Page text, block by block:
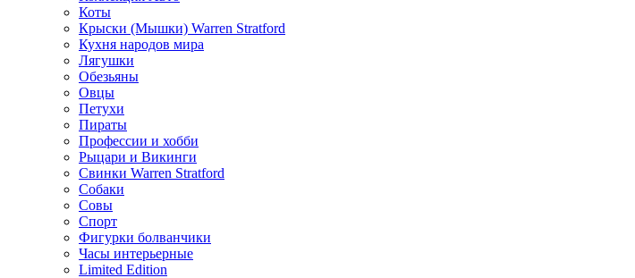
Коты
Крыски (Мышки) Warren Stratford
Кухня народов мира
Лягушки
Обезьяны
Овцы
Петухи
Пираты
Профессии и хобби
Рыцари и Викинги
Свинки Warren Stratford
Собаки
Совы
Спорт
Фигурки болванчики
Часы интерьерные
Limited Edition